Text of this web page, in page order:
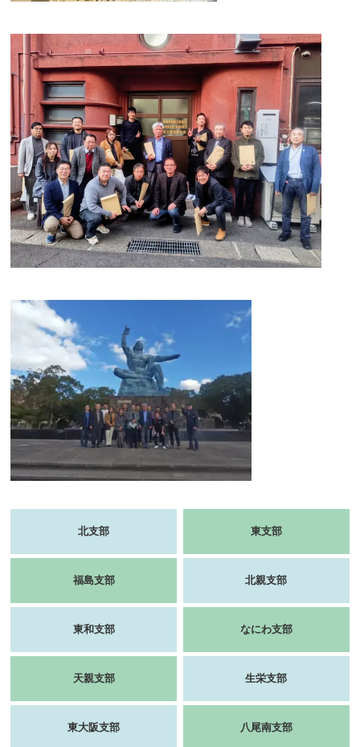
北支部 東支部
福島支部 北親支部
東和支部 なにわ支部
天親支部 生栄支部
東大阪支部 八尾南支部